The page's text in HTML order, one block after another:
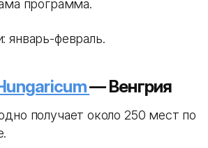
программа.
январь-февраль.
— Венгрия
получает около 250 мест по